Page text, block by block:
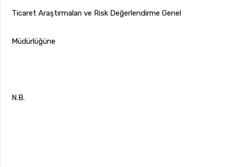
Ticaret Araştırmaları ve Risk Değerlendirme Genel
Müdürlüğüne
N.B.